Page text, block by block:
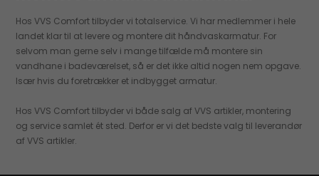
Hos VVS Comfort tilbyder vi totalservice. Vi har medlemmer i hele
landet klar til at levere og montere dit håndvaskarmatur. For
selvom man gerne selv i mange tilfælde må montere sin
vandhane i badeværelset, så er det ikke altid nogen nem opgave.
Især hvis du foretrækker et indbygget armatur.
Hos VVS Comfort tilbyder vi både salg af VVS artikler, montering
og service samlet ét sted. Derfor er vi det bedste valg til leverandør
af VVS artikler.